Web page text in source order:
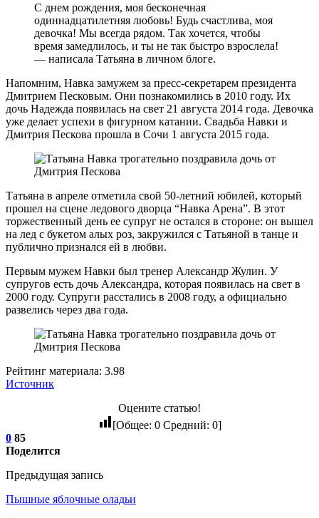
С днем рождения, моя бесконечная
одиннадцатилетняя любовь! Будь счастлива, моя
девочка! Мы всегда рядом. Так хочется, чтобы
время замедлилось, и ты не так быстро взрослела!
— написала Татьяна в личном блоге.
Напомним, Навка замужем за пресс-секретарем президента
Дмитрием Песковым. Они познакомились в 2010 году. Их
дочь Надежда появилась на свет 21 августа 2014 года. Девочка
уже делает успехи в фигурном катании. Свадьба Навки и
Дмитрия Пескова прошла в Сочи 1 августа 2015 года.
Татьяна в апреле отметила свой 50-летний юбилей, который
прошел на сцене ледового дворца “Навка Арена”. В этот
торжественный день ее супруг не остался в стороне: он вышел
на лед с букетом алых роз, закружился с Татьяной в танце и
публично признался ей в любви.
Первым мужем Навки был тренер Александр Жулин. У
супругов есть дочь Александра, которая появилась на свет в
2000 году. Супруги расстались в 2008 году, а официально
развелись через два года.
Рейтинг материала: 3.98
Источник
Оцените статью!
[Общее: 0Средний: 0]
0 85
Поделится
Предыдущая запись
Пышные яблочные оладьи